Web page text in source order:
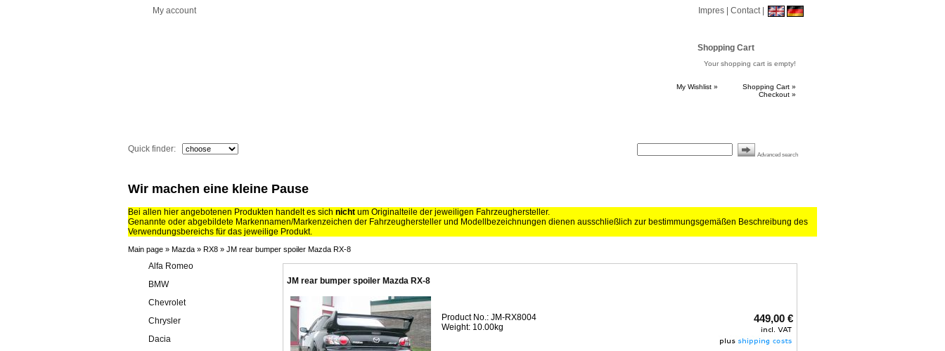
My account Impres Contact|
Shopping Cart
Your shopping cart is empty!
My Wishlist »
Shopping Cart »
Checkout »
Advanced search
Quick finder:
Wir machen eine kleine Pause
Bei allen hier angebotenen Produkten handelt es sich nicht um Originalteile der jeweiligen Fahrzeughersteller.
Genannte oder abgebildete Markennamen/Markenzeichen der Fahrzeughersteller und Modellbezeichnungen dienen ausschließlich zur bestimmungsgemäßen Beschreibung des
Verwendungsbereichs für das jeweilige Produkt.
Main page » Mazda » RX8 » JM rear bumper spoiler Mazda RX-8
JM rear bumper spoiler Mazda RX-8
449,00 €
Product No.: JM-RX8004
Weight: 10.00kg
Alfa Romeo
BMW
Chevrolet
Chrysler
Dacia